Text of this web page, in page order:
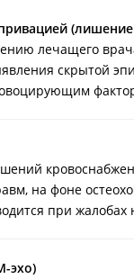
лечащего
скрытой
на фоне
при
эхо)